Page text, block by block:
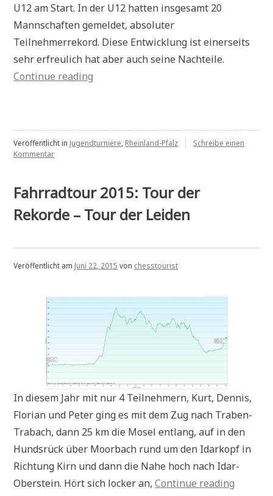
U12 am Start. In der U12 hatten insgesamt 20
Mannschaften gemeldet, absoluter
Teilnehmerrekord. Diese Entwicklung ist einerseits
sehr erfreulich hat aber auch seine Nachteile.
Continue reading
Schachjugend“
Veröffentlicht in Jugendturniere, Rheinland-Pfalz
Schreibe einen
Kommentarzu
der
Schachjugend
Fahrradtour 2015: Tour der
Rekorde – Tour der Leiden
Veröffentlicht am Juni 22, 2015 von chesstourist
In diesem Jahr mit nur 4 Teilnehmern, Kurt, Dennis,
Florian und Peter ging es mit dem Zug nach Traben-
Trabach, dann 25 km die Mosel entlang, auf in den
Hundsrück über Moorbach rund um den Idarkopf in
Richtung Kirn und dann die Nahe hoch nach Idar-
Oberstein. Hört sich locker an,Continue reading